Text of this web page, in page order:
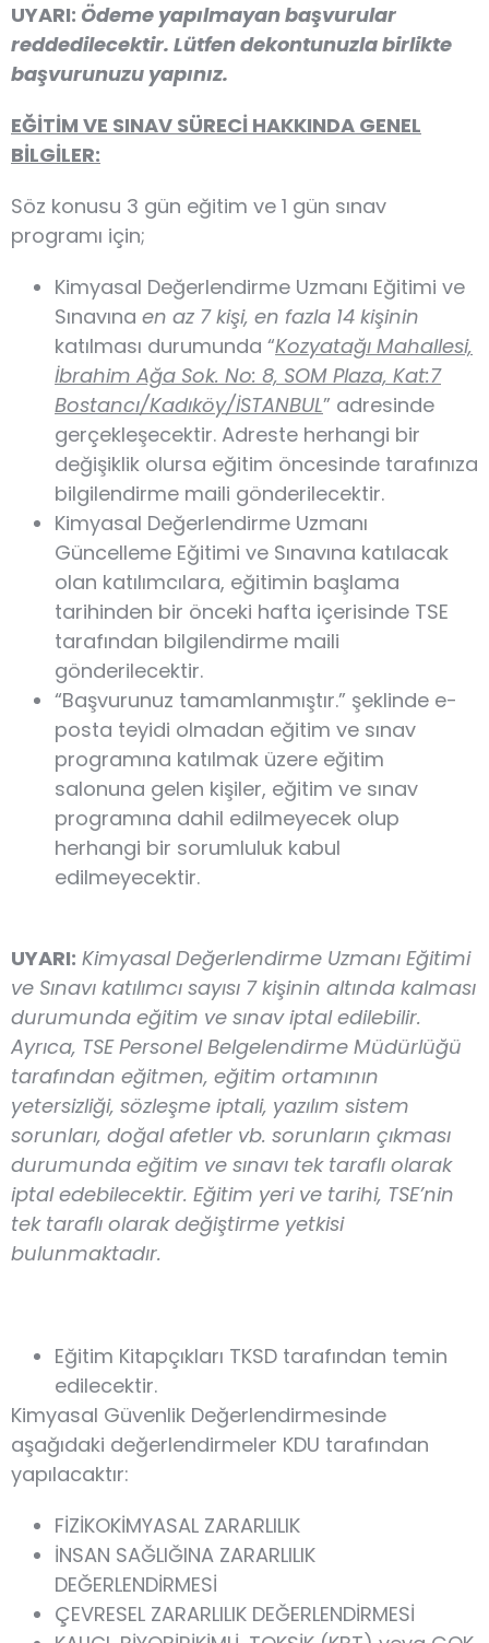
UYARI: Ödeme yapılmayan başvurular
reddedilecektir. Lütfen dekontunuzla birlikte
başvurunuzu yapınız.
EĞİTİM VE SINAV SÜRECİ HAKKINDA GENEL
BİLGİLER:
Söz konusu 3 gün eğitim ve 1 gün sınav
programı için;
Kimyasal Değerlendirme Uzmanı Eğitimi ve
Sınavına en az 7 kişi, en fazla 14 kişinin
katılması durumunda “Kozyatağı Mahallesi,
İbrahim Ağa Sok. No: 8, SOM Plaza, Kat:7
Bostancı/Kadıköy/İSTANBUL” adresinde
gerçekleşecektir. Adreste herhangi bir
değişiklik olursa eğitim öncesinde tarafınıza
bilgilendirme maili gönderilecektir.
Kimyasal Değerlendirme Uzmanı
Güncelleme Eğitimi ve Sınavına katılacak
olan katılımcılara, eğitimin başlama
tarihinden bir önceki hafta içerisinde TSE
tarafından bilgilendirme maili
gönderilecektir.
“Başvurunuz tamamlanmıştır.” şeklinde e-
posta teyidi olmadan eğitim ve sınav
programına katılmak üzere eğitim
salonuna gelen kişiler, eğitim ve sınav
programına dahil edilmeyecek olup
herhangi bir sorumluluk kabul
edilmeyecektir.
UYARI: Kimyasal Değerlendirme Uzmanı Eğitimi
ve Sınavı katılımcı sayısı 7 kişinin altında kalması
durumunda eğitim ve sınav iptal edilebilir.
Ayrıca, TSE Personel Belgelendirme Müdürlüğü
tarafından eğitmen, eğitim ortamının
yetersizliği, sözleşme iptali, yazılım sistem
sorunları, doğal afetler vb. sorunların çıkması
durumunda eğitim ve sınavı tek taraflı olarak
iptal edebilecektir. Eğitim yeri ve tarihi, TSE’nin
tek taraflı olarak değiştirme yetkisi
bulunmaktadır.
Eğitim Kitapçıkları TKSD tarafından temin
edilecektir.
Kimyasal Güvenlik Değerlendirmesinde
aşağıdaki değerlendirmeler KDU tarafından
yapılacaktır:
FİZİKOKİMYASAL ZARARLILIK
İNSAN SAĞLIĞINA ZARARLILIK
DEĞERLENDİRMESİ
ÇEVRESEL ZARARLILIK DEĞERLENDİRMESİ